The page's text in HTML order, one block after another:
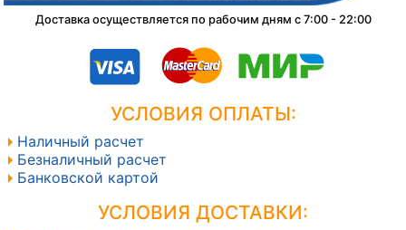
Доставка осуществляется по рабочим дням с 7:00 - 22:00
УСЛОВИЯ ОПЛАТЫ:
Наличный расчет
Безналичный расчет
Банковской картой
УСЛОВИЯ ДОСТАВКИ: